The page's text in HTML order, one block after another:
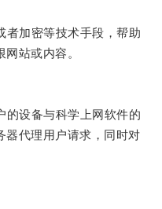
加密等技术手段，帮助
站或内容。
设备与科学上网软件的
器代理用户请求，同时对